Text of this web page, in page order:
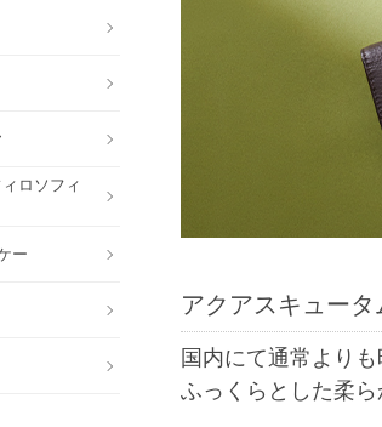
ロソフィ
ー
アクアスキュー
国内にて通常より
ふっくらとした柔